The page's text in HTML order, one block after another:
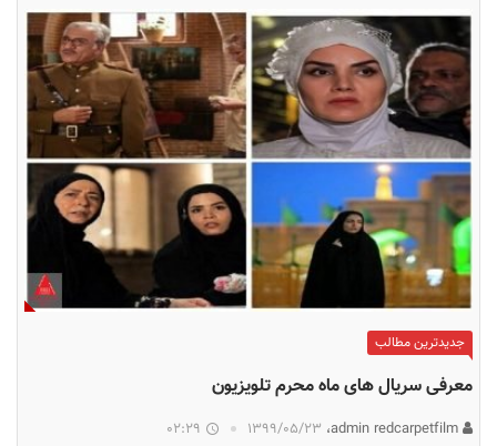
جدیدترین مطالب
معرفی سریال‌ های ماه محرم تلویزیون
۱۳۹۹/۰۵/۲۳ 02:29